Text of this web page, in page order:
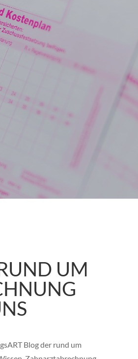
UM
Blog der rund um